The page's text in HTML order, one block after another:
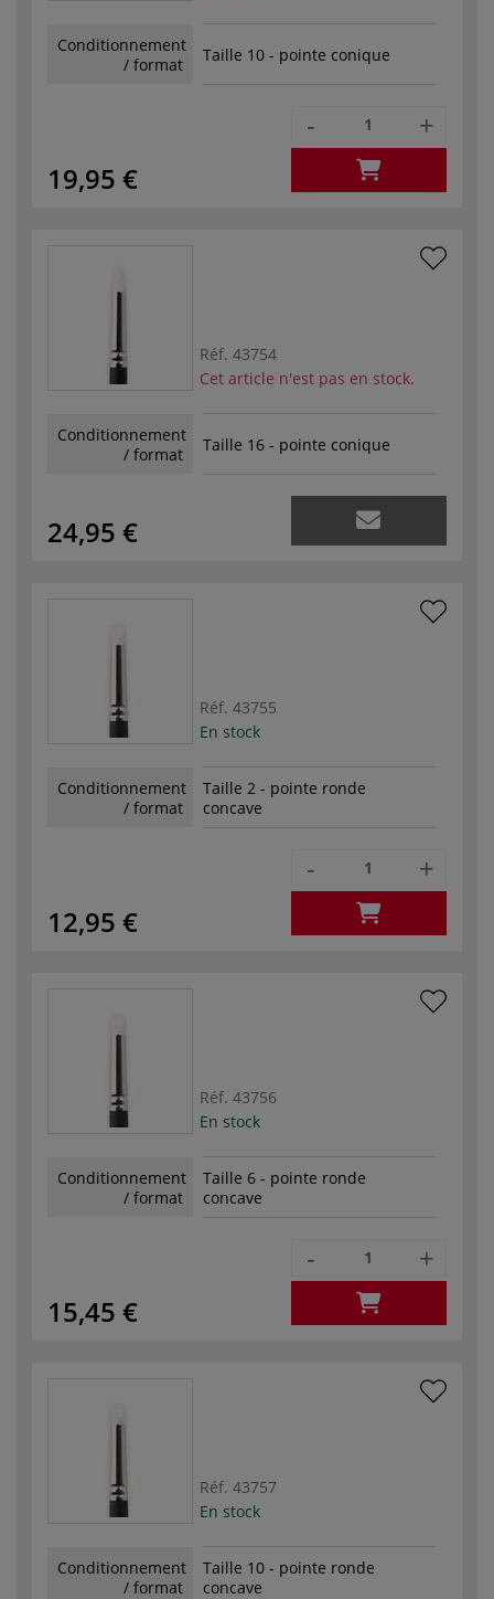
Conditionnement
/ format
Taille 10 - pointe conique
19,95 €
- +
Réf. 43754
Cet article n'est pas en stock.
Conditionnement
/ format
Taille 16 - pointe conique
24,95 €
Réf. 43755
En stock
Conditionnement
/ format
Taille 2 - pointe ronde
concave
12,95 €
- +
Réf. 43756
En stock
Conditionnement
/ format
Taille 6 - pointe ronde
concave
15,45 €
- +
Réf. 43757
En stock
Conditionnement
/ format
Taille 10 - pointe ronde
concave